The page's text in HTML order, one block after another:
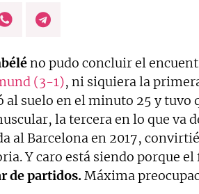
no pudo concluir el
(3-1), ni siquiera la
al suelo en el minuto 25 y tuvo
la tercera en lo que va
al Barcelona en 2017,
Y caro está siendo porque el
de partidos.Máxima